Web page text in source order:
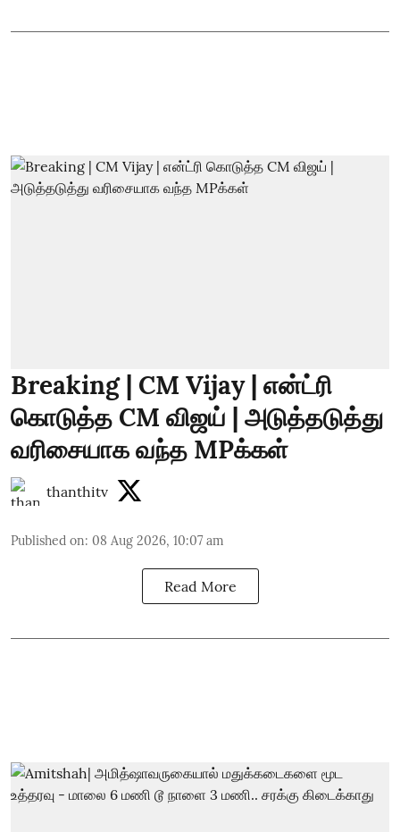
Breaking | CM Vijay | என்ட்ரி
கொடுத்த CM விஜய் | அடுத்தடுத்து
வரிசையாக வந்த MPக்கள்
thanthitv
Published on: 08 Aug 2026, 10:07 am
Read More